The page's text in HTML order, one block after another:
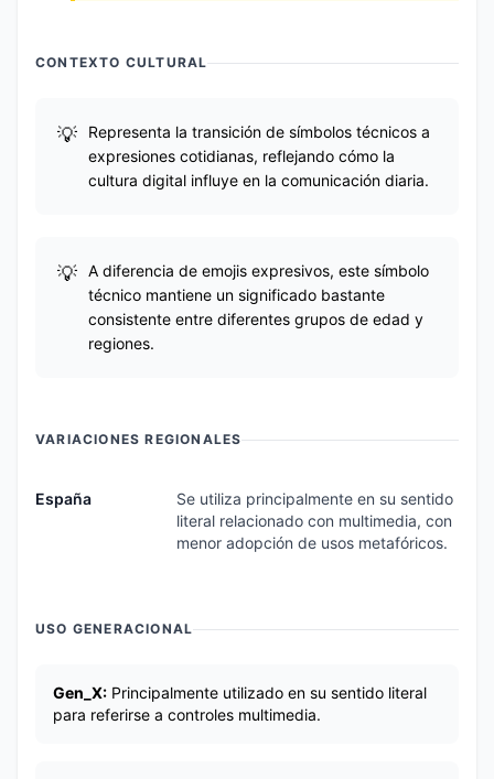
CONTEXTO CULTURAL
Representa la transición de símbolos técnicos a
expresiones cotidianas, reflejando cómo la
cultura digital influye en la comunicación diaria.
A diferencia de emojis expresivos, este símbolo
técnico mantiene un significado bastante
consistente entre diferentes grupos de edad y
regiones.
VARIACIONES REGIONALES
España
Se utiliza principalmente en su sentido
literal relacionado con multimedia, con
menor adopción de usos metafóricos.
USO GENERACIONAL
Gen_X: Principalmente utilizado en su sentido literal
para referirse a controles multimedia.